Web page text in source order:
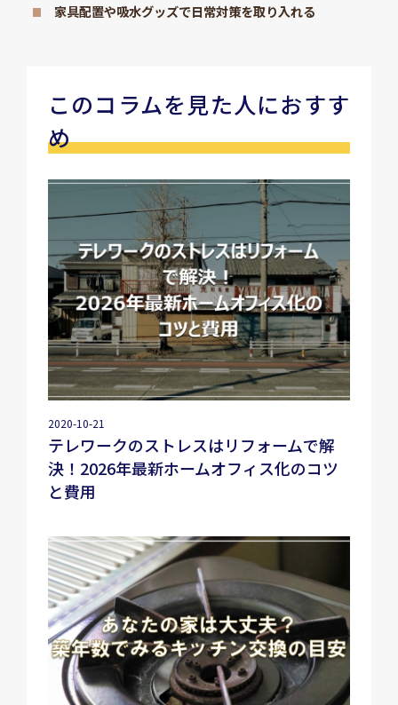
家具配置や吸水グッズで日常対策を取り入れる
このコラムを見た人におすす
め
2020-10-21
テレワークのストレスはリフォームで解
決！2026年最新ホームオフィス化のコツ
と費用